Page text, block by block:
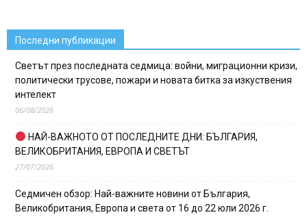
Последни публикации
Светът през последната седмица: войни, миграционни кризи,
политически трусове, пожари и новата битка за изкуствения
интелект
06/08/2026
НАЙ-ВАЖНОТО ОТ ПОСЛЕДНИТЕ ДНИ: БЪЛГАРИЯ,
ВЕЛИКОБРИТАНИЯ, ЕВРОПА И СВЕТЪТ
27/07/2026
Седмичен обзор: Най-важните новини от България,
Великобритания, Европа и света от 16 до 22 юли 2026 г.